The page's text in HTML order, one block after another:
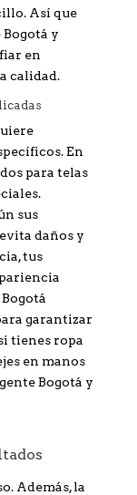
Así que
y
en
calidad.
En
para telas
sus
daños y
tus
garantizar
tienes ropa
en manos
Bogotá y
Además, la